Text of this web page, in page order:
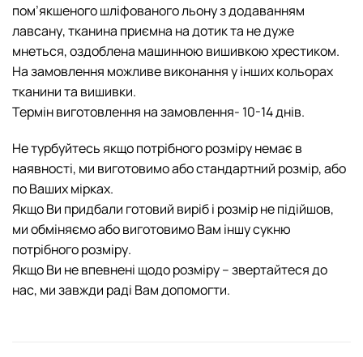
пом’якшеного шліфованого льону з додаванням
лавсану, тканина приємна на дотик та не дуже
мнеться, оздоблена машинною вишивкою хрестиком.
На замовлення можливе виконання у інших кольорах
тканини та вишивки.
Термін виготовлення на замовлення- 10-14 днів.
Не турбуйтесь якщо потрібного розміру немає в
наявності, ми виготовимо або стандартний розмір, або
по Ваших мірках.
Якщо Ви придбали готовий виріб і розмір не підійшов,
ми обміняємо або виготовимо Вам іншу cукню
потрібного розміру.
Якщо Ви не впевнені щодо розміру – звертайтеся до
нас, ми завжди раді Вам допомогти.